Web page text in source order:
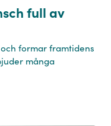
full av
formar framtidens
många